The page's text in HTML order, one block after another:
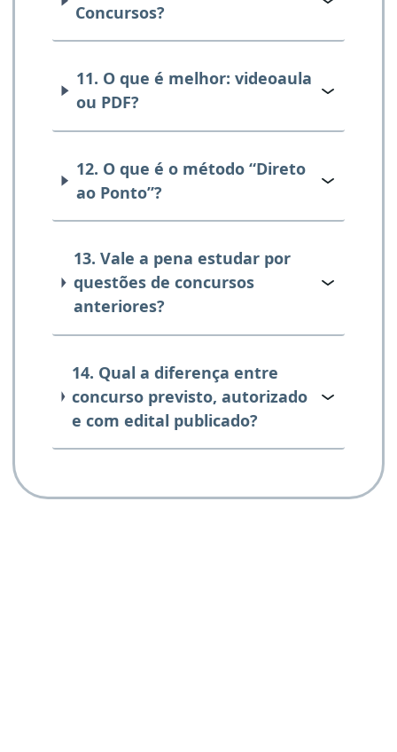
Concursos?
11. O que é melhor: videoaula
ou PDF?
12. O que é o método “Direto
ao Ponto”?
13. Vale a pena estudar por
questões de concursos
anteriores?
14. Qual a diferença entre
concurso previsto, autorizado
e com edital publicado?